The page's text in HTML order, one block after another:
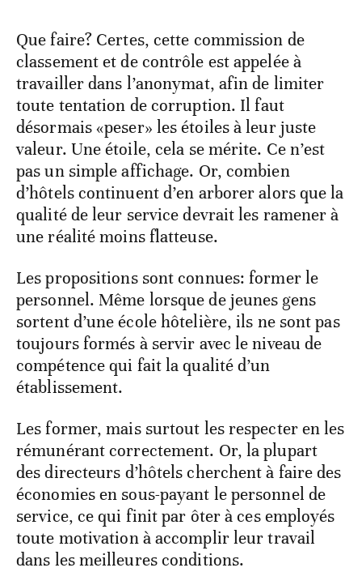
Que faire? Certes, cette commission de
classement et de contrôle est appelée à
travailler dans l’anonymat, afin de limiter
toute tentation de corruption. Il faut
désormais «peser» les étoiles à leur juste
valeur. Une étoile, cela se mérite. Ce n’est
pas un simple affichage. Or, combien
d’hôtels continuent d’en arborer alors que la
qualité de leur service devrait les ramener à
une réalité moins flatteuse.
Les propositions sont connues: former le
personnel. Même lorsque de jeunes gens
sortent d’une école hôtelière, ils ne sont pas
toujours formés à servir avec le niveau de
compétence qui fait la qualité d’un
établissement.
Les former, mais surtout les respecter en les
rémunérant correctement. Or, la plupart
des directeurs d’hôtels cherchent à faire des
économies en sous-payant le personnel de
service, ce qui finit par ôter à ces employés
toute motivation à accomplir leur travail
dans les meilleures conditions.